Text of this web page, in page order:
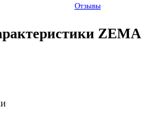
Отзывы
ZEMA